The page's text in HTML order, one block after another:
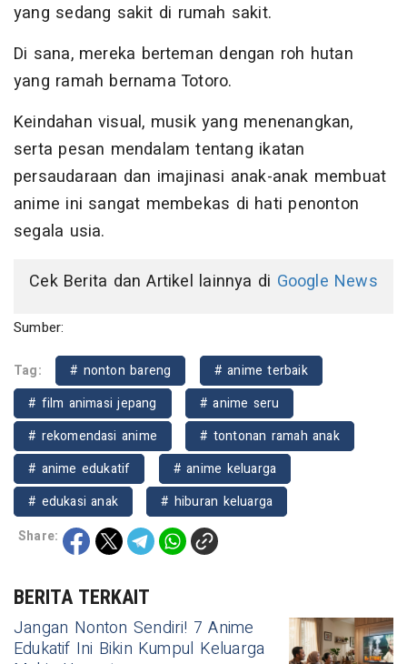
yang sedang sakit di rumah sakit.
Di sana, mereka berteman dengan roh hutan
yang ramah bernama Totoro.
Keindahan visual, musik yang menenangkan,
serta pesan mendalam tentang ikatan
persaudaraan dan imajinasi anak-anak membuat
anime ini sangat membekas di hati penonton
segala usia.
Cek Berita dan Artikel lainnya di Google News
Sumber:
Tag: # nonton bareng
# anime terbaik
# film animasi jepang
# anime seru
# rekomendasi anime
# tontonan ramah anak
# anime edukatif
# anime keluarga
# edukasi anak
# hiburan keluarga
Share:
BERITA TERKAIT
Jangan Nonton Sendiri! 7 Anime
Edukatif Ini Bikin Kumpul Keluarga